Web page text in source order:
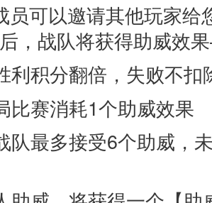
员可以邀请其他玩家
，战队将获得助威效
利积分翻倍，失败不扣
比赛消耗1个助威效果
队最多接受6个助威，